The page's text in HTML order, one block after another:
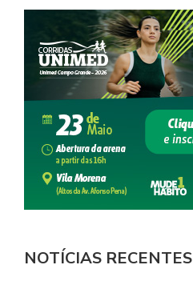
NOTÍCIAS RECENTES